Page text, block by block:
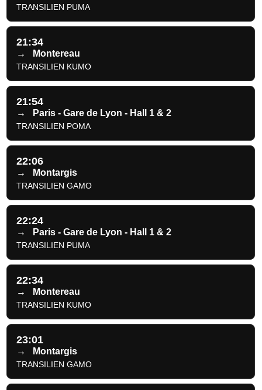
TRANSILIEN PUMA
21:34
→ Montereau
TRANSILIEN KUMO
21:54
→ Paris - Gare de Lyon - Hall 1 & 2
TRANSILIEN POMA
22:06
→ Montargis
TRANSILIEN GAMO
22:24
→ Paris - Gare de Lyon - Hall 1 & 2
TRANSILIEN PUMA
22:34
→ Montereau
TRANSILIEN KUMO
23:01
→ Montargis
TRANSILIEN GAMO